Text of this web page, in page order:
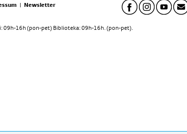
| Newsletter
09h-16h (pon-pet) Biblioteka: 09h-16h. (pon-pet).